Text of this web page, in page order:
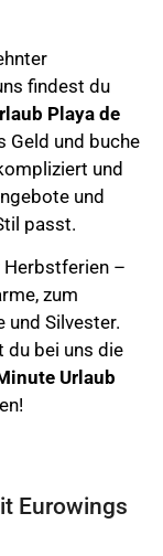
findest du
Playa de
Geld und buche
und
und
passt.
Herbstferien –
zum
und Silvester.
du bei uns die
Urlaub
Eurowings